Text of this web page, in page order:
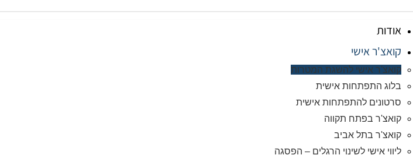
אודות
קואצ'ר אישי
קואצ'ר אישי להשגת המטרות
בלוג התפתחות אישית
סרטונים להתפתחות אישית
קואצ'ר בפתח תקווה
קואצ'ר בתל אביב
ליווי אישי לשינוי הרגלים – הפסגה